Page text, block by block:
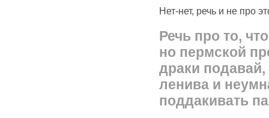
Нет-нет, речь и не про
Речь про то,
но пермской
драки подавай,
ленива и
поддакивать